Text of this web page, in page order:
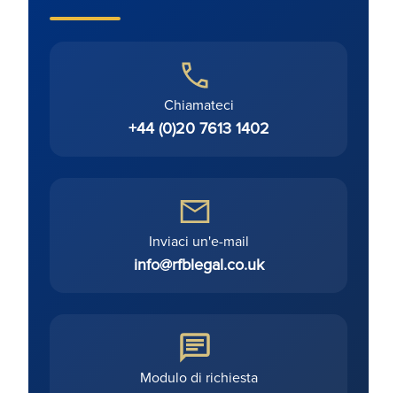
Chiamateci
+44 (0)20 7613 1402
Inviaci un'e-mail
info@rfblegal.co.uk
Modulo di richiesta